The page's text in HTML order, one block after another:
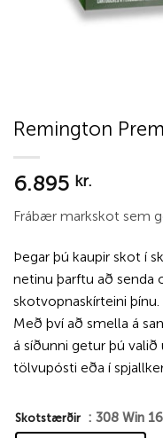
Remington
6.895 kr.
Frábær markskot sem
Þegar þú kaupir skot í
netinu þarftu að senda
skotvopnaskírteini þínu.
Með því að smella á
á síðunni getur þú
tölvupósti eða í
Skotstærðir : 308 Win